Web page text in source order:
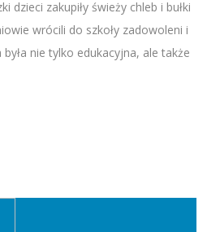
dzieci zakupiły świeży chleb i bułki
wrócili do szkoły zadowoleni i
była nie tylko edukacyjna, ale także